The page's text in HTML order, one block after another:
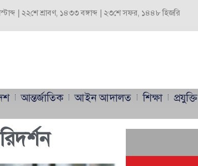
| ২২শে শ্রাবণ, ১৪৩৩ বঙ্গাব্দ | ২৩শে সফর, ১৪৪৮ হিজরি
আন্তর্জাতিক আইন আদালত শিক্ষা প্রযুক্তি